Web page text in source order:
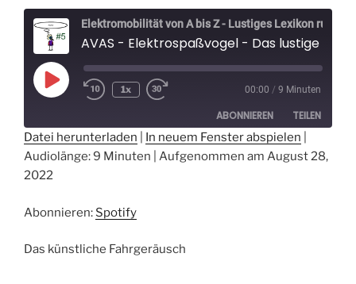
Play
Episode
1x 00:00 / 9 Minuten
ABONNIEREN TEILEN
Spotify
TEILEN
Datei herunterladen In neuem Fenster abspielen
Audiolänge: 9 Minuten
Aufgenommen am August 28,
2022
Abonnieren: Spotify
Das künstliche Fahrgeräusch